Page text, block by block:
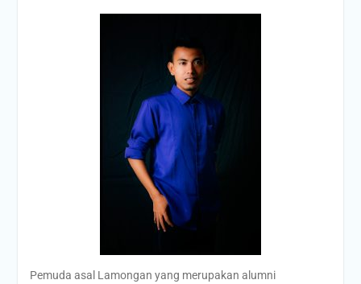
Pemuda asal Lamongan yang merupakan alumni